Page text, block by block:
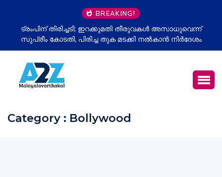
BREAKING!
ട്രംപിന് തിരിച്ചടി; ഇറക്കുമതി തീരുവകൾ അസാധുവെന്ന്
സുപ്രീം കോടതി, പിരിച്ച തുക മടക്കി നൽകാൻ നിർദേശം
Category : Bollywood